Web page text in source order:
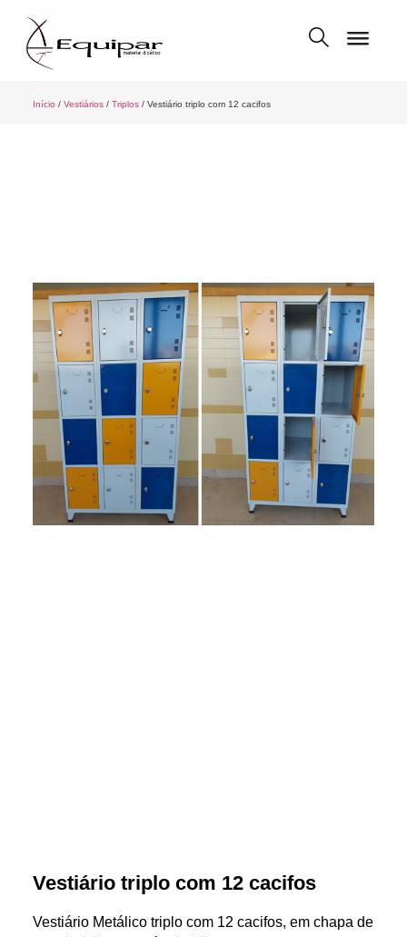
Início / Vestiários/ Triplos/ Vestiário triplo com 12 cacifos
Vestiário triplo com 12 cacifos
Vestiário Metálico triplo com 12 cacifos, em chapa de